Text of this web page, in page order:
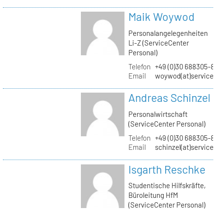
Maik Woywod
Personalangelegenheiten
Li-Z (ServiceCenter
Personal)
Telefon +49 (0)30 688305-
Email
Andreas Schinzel
Personalwirtschaft
(ServiceCenter Personal)
Telefon +49 (0)30 688305-
Email
Isgarth Reschke
Studentische Hilfskräfte,
Büroleitung HfM
(ServiceCenter Personal)